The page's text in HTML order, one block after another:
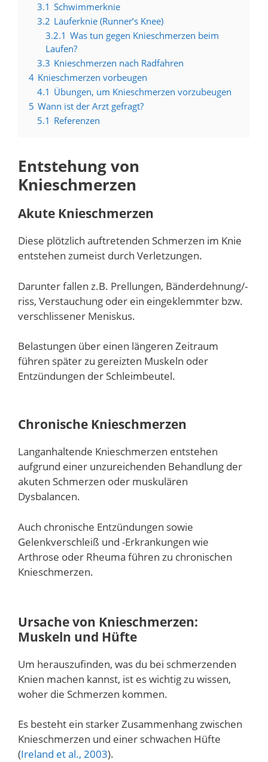
3.1 Schwimmerknie
3.2 Läuferknie (Runner’s Knee)
3.2.1 Was tun gegen Knieschmerzen beim
Laufen?
3.3 Knieschmerzen nach Radfahren
4 Knieschmerzen vorbeugen
4.1 Übungen, um Knieschmerzen vorzubeugen
5 Wann ist der Arzt gefragt?
5.1 Referenzen
Entstehung von
Knieschmerzen
Akute Knieschmerzen
Diese plötzlich auftretenden Schmerzen im Knie
entstehen zumeist durch Verletzungen.
Darunter fallen z.B. Prellungen, Bänderdehnung/-
riss, Verstauchung oder ein eingeklemmter bzw.
verschlissener Meniskus.
Belastungen über einen längeren Zeitraum
führen später zu gereizten Muskeln oder
Entzündungen der Schleimbeutel.
Chronische Knieschmerzen
Langanhaltende Knieschmerzen entstehen
aufgrund einer unzureichenden Behandlung der
akuten Schmerzen oder muskulären
Dysbalancen.
Auch chronische Entzündungen sowie
Gelenkverschleiß und -Erkrankungen wie
Arthrose oder Rheuma führen zu chronischen
Knieschmerzen.
Ursache von Knieschmerzen:
Muskeln und Hüfte
Um herauszufinden, was du bei schmerzenden
Knien machen kannst, ist es wichtig zu wissen,
woher die Schmerzen kommen.
Es besteht ein starker Zusammenhang zwischen
Knieschmerzen und einer schwachen Hüfte
(Ireland et al., 2003).